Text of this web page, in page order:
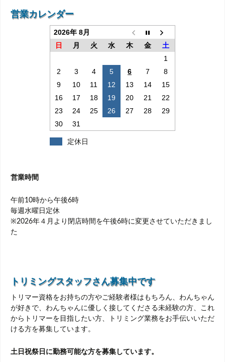
ー
シ
営業カレンダー
2026年 8月
日
月 火 水 木 金
土
1
2
3 4 5 6 7
8
9
10 11 12 13 14
15
16
17 18 19 20 21
22
23
24 25 26 27 28
29
30
31
定休日
営業時間
午前10時から午後6時
毎週水曜日定休
※2026年４月より閉店時間を午後6時に変更させていただきまし
た
トリミングスタッフさん募集中です
トリマー資格をお持ちの方やご経験者様はもちろん、わんちゃん
が好きで、わんちゃんに優しく接してくださる未経験の方、これ
からトリマーを目指したい方、トリミング業務をお手伝いいただ
ける方を募集しています。
土日祝祭日に勤務可能な方を募集しています。